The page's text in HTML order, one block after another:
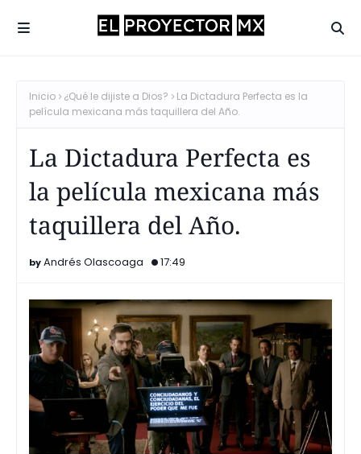
Inicio ¿Qué le dijiste a Dios?
La Dictadura Perfecta es la
película mexicana más taquillera del Año.
La Dictadura Perfecta es
la película mexicana más
taquillera del Año.
Andrés Olascoaga 17:49